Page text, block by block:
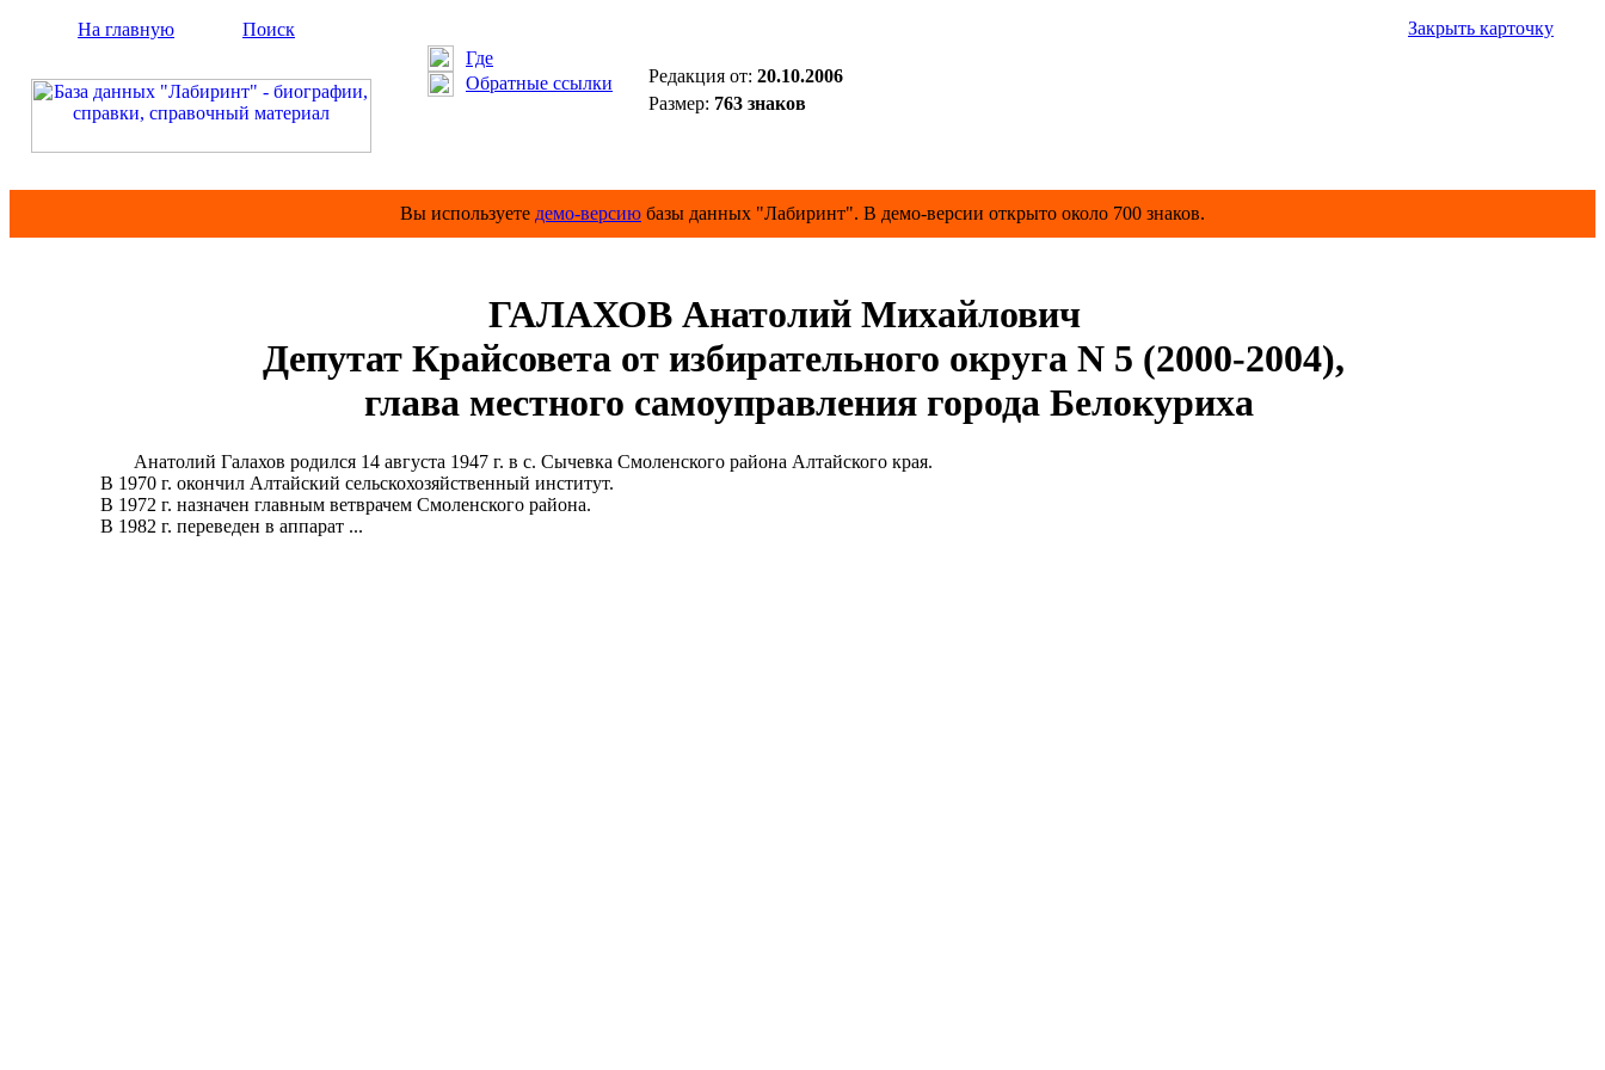
На главную
Поиск
Где
Обратные ссылки
Закрыть карточку
Редакция от: 20.10.2006
Размер: 763 знаков
Вы используете демо-версию базы данных "Лабиринт". В демо-версии открыто около 700 знаков.
ГАЛАХОВ Анатолий Михайлович
Депутат Крайсовета от избирательного округа N 5 (2000-2004),
глава местного самоуправления города Белокуриха
Анатолий Галахов родился 14 августа 1947 г. в с. Сычевка Смоленского района Алтайского края.
В 1970 г. окончил Алтайский сельскохозяйственный институт.
В 1972 г. назначен главным ветврачем Смоленского района.
В 1982 г. переведен в аппарат ...